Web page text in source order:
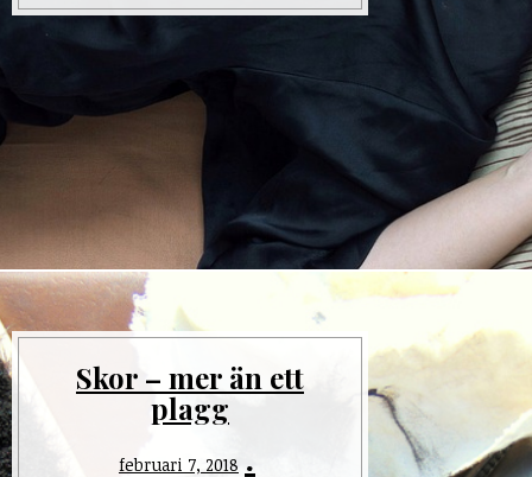
Skor – mer än ett
plagg
februari 7, 2018